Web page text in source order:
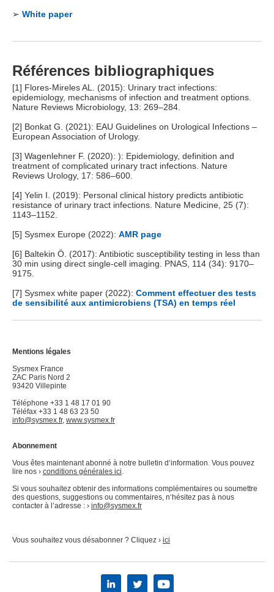
➢ White paper
Références bibliographiques
[1] Flores-Mireles AL. (2015): Urinary tract infections:
epidemiology, mechanisms of infection and treatment options.
Nature Reviews Microbiology, 13: 269–284.
[2] Bonkat G. (2021): EAU Guidelines on Urological Infections –
European Association of Urology.
[3] Wagenlehner F. (2020): ): Epidemiology, definition and
treatment of complicated urinary tract infections. Nature
Reviews Urology, 17: 586–600.
[4] Yelin I. (2019): Personal clinical history predicts antibiotic
resistance of urinary tract infections. Nature Medicine, 25 (7):
1143–1152.
[5] Sysmex Europe (2022): AMR page
[6] Baltekin Ö. (2017): Antibiotic susceptibility testing in less than
30 min using direct single-cell imaging. PNAS, 114 (34): 9170–
9175.
[7] Sysmex white paper (2022): Comment effectuer des tests
de sensibilité aux antimicrobiens (TSA) en temps réel
Mentions légales
Sysmex France
ZAC Paris Nord 2
93420 Villepinte
Téléphone +33 1 48 17 01 90
Téléfax +33 1 48 63 23 50
info@sysmex.fr, www.sysmex.fr
Abonnement
Vous êtes maintenant abonné à notre bulletin d‘information. Vous pouvez
lire nos › conditions générales ici.
Si vous souhaitez obtenir des informations complémentaires ou soumettre
des questions, suggestions ou commentaires, n‘hésitez pas à nous
contacter à l’adresse : › info@sysmex.fr
Vous souhaitez vous désabonner ? Cliquez › ici